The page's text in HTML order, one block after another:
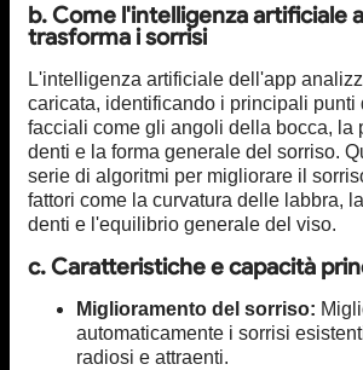
b. Come l'intelligenza artificiale
trasforma i sorrisi
L'intelligenza artificiale dell'app
caricata, identificando i principali punti
facciali come gli angoli della bocca, la
denti e la forma generale del sorriso.
serie di algoritmi per migliorare il
fattori come la curvatura delle labbra,
denti e l'equilibrio generale del viso.
c. Caratteristiche e capacità
Miglioramento del sorriso:
automaticamente i sorrisi
radiosi e attraenti.